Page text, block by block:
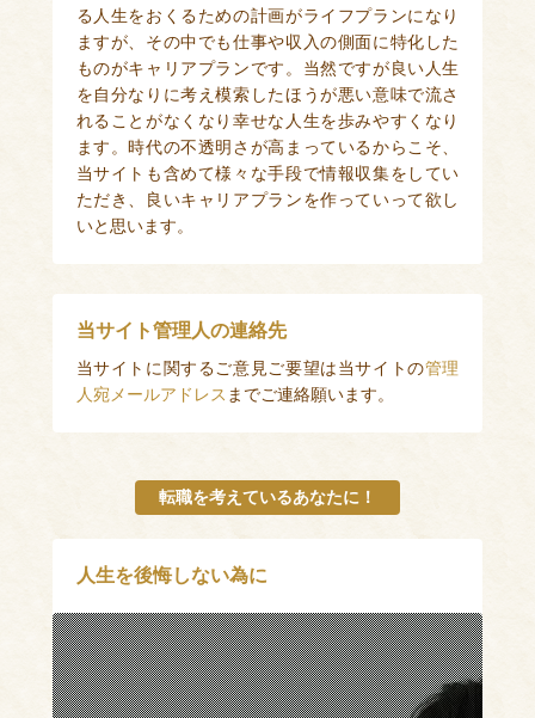
る人生をおくるための計画がライフプランになり
ますが、その中でも仕事や収入の側面に特化した
ものがキャリアプランです。当然ですが良い人生
を自分なりに考え模索したほうが悪い意味で流さ
れることがなくなり幸せな人生を歩みやすくなり
ます。時代の不透明さが高まっているからこそ、
当サイトも含めて様々な手段で情報収集をしてい
ただき、良いキャリアプランを作っていって欲し
いと思います。
当サイト管理人の連絡先
当サイトに関するご意見ご要望は当サイトの管理
人宛メールアドレス までご連絡願います。
転職を考えているあなたに！
人生を後悔しない為に